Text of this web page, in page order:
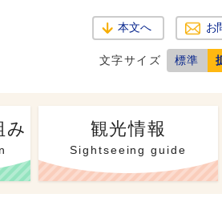
本文へ お
文字サイズ 標準
み 観光情報
Sightseeing guide